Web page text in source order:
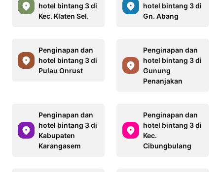
hotel bintang 3 di
Kec. Klaten Sel.
hotel bintang 3 di
Gn. Abang
Penginapan dan
hotel bintang 3 di
Pulau Onrust
Penginapan dan
hotel bintang 3 di
Gunung
Penanjakan
Penginapan dan
hotel bintang 3 di
Kabupaten
Karangasem
Penginapan dan
hotel bintang 3 di
Kec.
Cibungbulang